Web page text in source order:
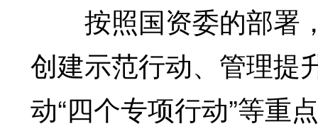
按照国资委的部署
创建示范行动、管理提
动“四个专项行动”等重